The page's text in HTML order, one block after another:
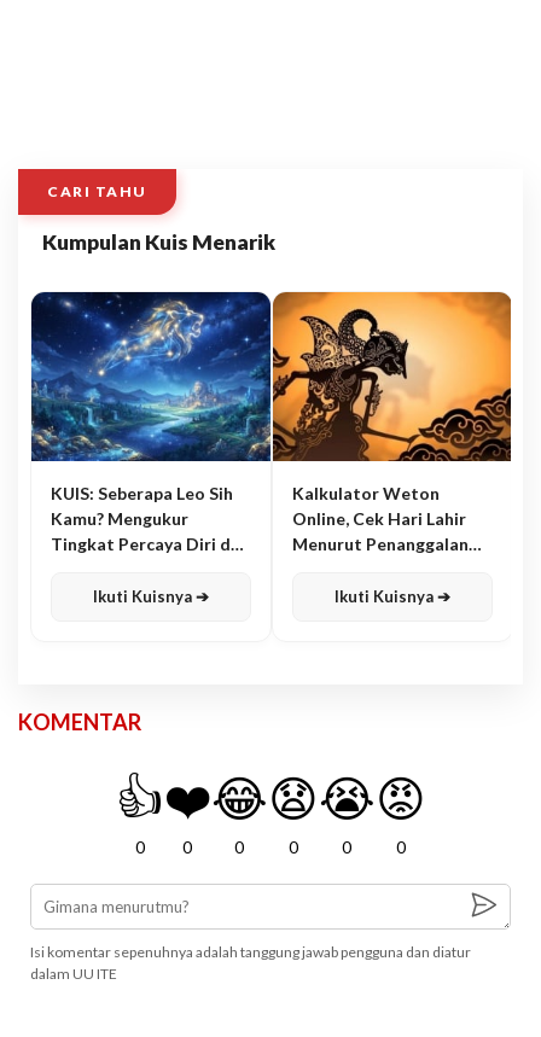
CARI TAHU
Kumpulan Kuis Menarik
KUIS: Seberapa Leo Sih
Kamu? Mengukur
Tingkat Percaya Diri dan
Ikuti Kuisnya ➔
Kalkulator Weton
Online, Cek Hari Lahir
Menurut Penanggalan
Ikuti Kuisnya ➔
KOMENTAR
👍
0
❤️
0
😂
0
😧
0
😭
0
😡
0
Isi komentar sepenuhnya adalah tanggung jawab pengguna dan diatur
dalam UU ITE